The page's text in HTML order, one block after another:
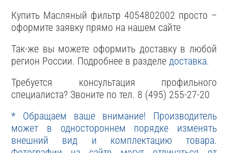
Купить Масляный фильтр 4054802002 просто –
оформите заявку прямо на нашем сайте
Так-же вы можете оформить доставку в любой
регион России. Подробнее в разделе доставка.
Требуется консультация профильного
специалиста? Звоните по тел. 8 (495) 255-27-20
* Обращаем ваше внимание! Производитель
может в одностороннем порядке изменять
внешний вид и комплектацию товара.